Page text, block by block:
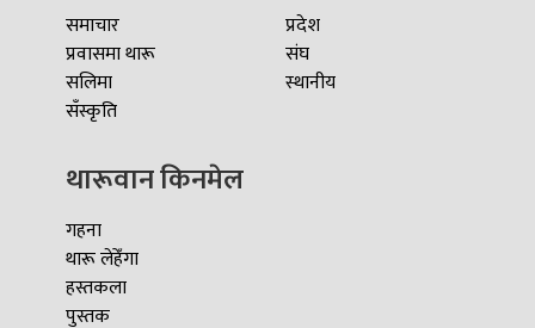
समाचार
प्रवासमा थारू
सलिमा
सँस्कृति
प्रदेश
संघ
स्थानीय
थारूवान किनमेल
गहना
थारू लेहेँगा
हस्तकला
पुस्तक